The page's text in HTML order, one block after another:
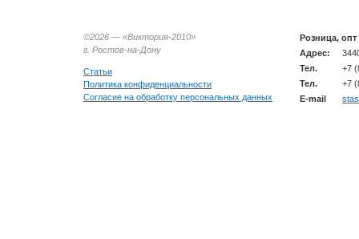
©2026 — «Виктория-2010»
г. Ростов-на-Дону
Статьи
Политика конфиденциальности
Согласие на обработку персональных данных
Розница,
Адрес:
Тел.
+7
Тел.
+7
E-mail